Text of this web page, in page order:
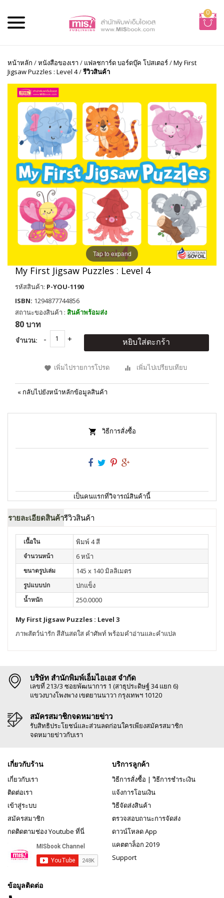
0
หน้าหลัก /หนังสือของเรา / แฟลชการ์ด บอร์ดบุ๊ค โปสเตอร์/My First
Jigsaw Puzzles : Level 4/รีวิวสินค้า
Tap to expand
My First Jigsaw Puzzles : Level 4
รหัสสินค้า: P-YOU-1190
ISBN: 1294877744856
สถานะของสินค้า : สินค้าพร้อมส่ง
80 บาท
จำนวน: หยิบใส่ตะกร้า
เพิ่มไปรายการโปรด เพิ่มไปเปรียบเทียบ
« กลับไปยังหน้าหลักข้อมูลสินค้า
วิธีการสั่งซื้อ
เป็นคนแรกที่วิจารณ์สินค้านี้
รายละเอียดสินค้ารีวิวสินค้า
เนื้อใน พิมพ์ 4 สี
จำนวนหน้า 6 หน้า
ขนาดรูปเล่ม 145 x 140 มิลลิเมตร
รูปแบบปก ปกแข็ง
น้ำหนัก 250.0000
My First Jigsaw Puzzles : Level 3
ภาพสัตว์น่ารัก สีสันสดใส คำศัพท์ พร้อมคำอ่านและคำแปล
บริษัท สำนักพิมพ์เอ็มไอเอส จำกัด
เลขที่ 213/3 ซอยพัฒนาการ 1 (สาธุประดิษฐ์ 34 แยก 6)
แขวงบางโพงพาง เขตยานนาวา กรุงเทพฯ 10120
สมัครสมาชิกจดหมายข่าว
รับสิทธิประโยชน์และส่วนลดก่อนใครเพียงสมัครสมาชิก
จดหมายข่าวกับเรา
เกี่ยวกับร้าน
เกี่ยวกับเรา
ติดต่อเรา
เข้าสู่ระบบ
สมัครสมาชิก
กดติดตามช่อง Youtube ที่นี่
บริการลูกค้า
วิธีการสั่งซื้อ | วิธีการชำระเงิน
แจ้งการโอนเงิน
วิธีจัดส่งสินค้า
ตรวจสอบถานะการจัดส่ง
ดาวน์โหลด App
แคตตาล็อก 2019
Support
ข้อมูลติดต่อ